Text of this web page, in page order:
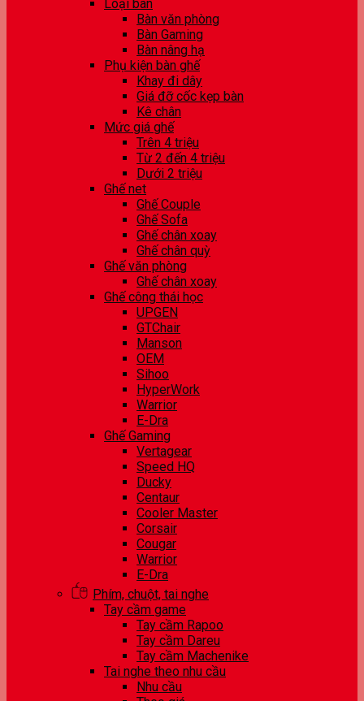
Loại bàn
Bàn văn phòng
Bàn Gaming
Bàn nâng hạ
Phụ kiện bàn ghế
Khay đi dây
Giá đỡ cốc kẹp bàn
Kê chân
Mức giá ghế
Trên 4 triệu
Từ 2 đến 4 triệu
Dưới 2 triệu
Ghế net
Ghế Couple
Ghế Sofa
Ghế chân xoay
Ghế chân quỳ
Ghế văn phòng
Ghế chân xoay
Ghế công thái học
UPGEN
GTChair
Manson
OEM
Sihoo
HyperWork
Warrior
E-Dra
Ghế Gaming
Vertagear
Speed HQ
Ducky
Centaur
Cooler Master
Corsair
Cougar
Warrior
E-Dra
Phím, chuột, tai nghe
Tay cầm game
Tay cầm Rapoo
Tay cầm Dareu
Tay cầm Machenike
Tai nghe theo nhu cầu
Nhu cầu